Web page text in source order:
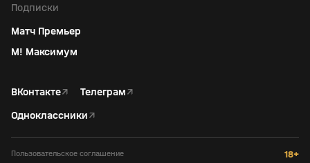
Подписки
Матч Премьер
М! Максимум
ВКонтакте↗ Телеграм↗
Одноклассники↗
Пользовательское соглашение 18+